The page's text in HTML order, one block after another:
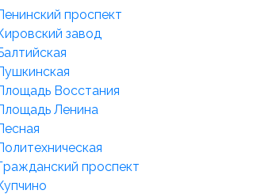
проспект
завод
Восстания
Ленина
проспект